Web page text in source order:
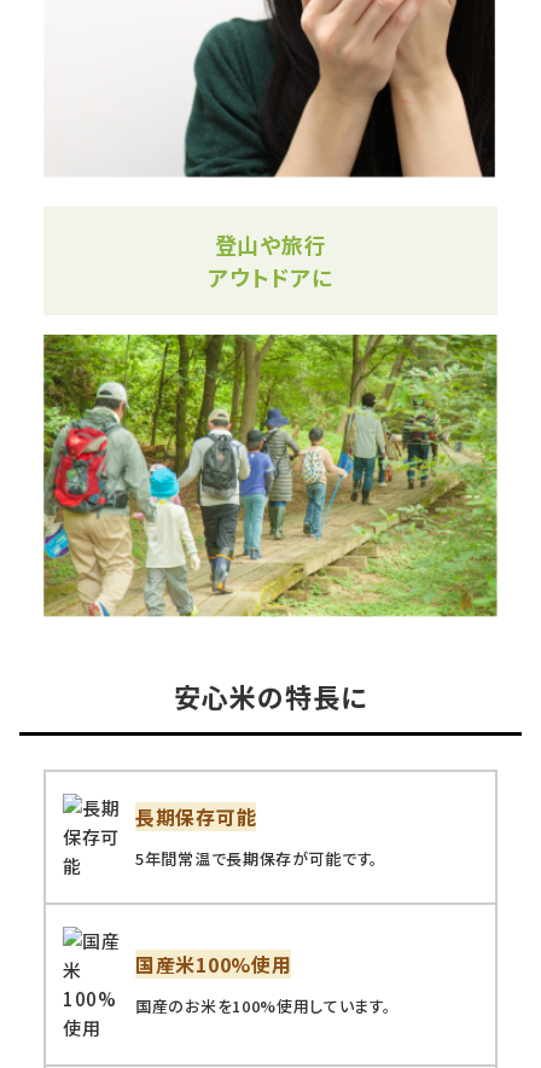
登山や旅行
アウトドアに
安心米の特長に
長期保存可能
5年間常温で長期保存が可能です。
国産米100%使用
国産のお米を100%使用しています。